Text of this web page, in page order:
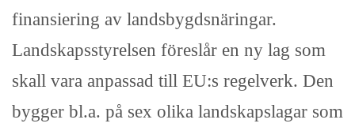
finansiering av landsbygdsnäringar.
Landskapsstyrelsen föreslår en ny lag som
skall vara anpassad till EU:s regelverk. Den
bygger bl.a. på sex olika landskapslagar som